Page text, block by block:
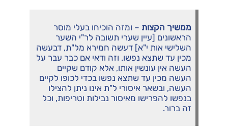
ממשיך הקצות – ומזה הוכיחו בעלי מוסר
הראשונים [עיין שערי תשובה לר"י השער
השלישי אות י"א] דעשה חמירא מל"ת, דבעשה
מכין עד שתצא נפשו. וזה ודאי אם כבר עבר על
העשה אין עונשין אותו, אלא קודם שקיים
העשה מכין עד שתצא נפשו בכדי לכופו לקיים
העשה, ובשאר איסורי ל"ת אינו ניתן להצילו
בנפשו להפרישו מאיסור נבילות וטריפות, וכל
זה ברור.